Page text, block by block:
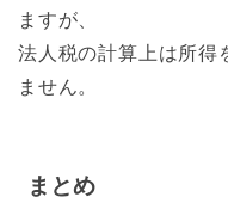
ますが、
法人税の計算上は所得
ません。
まとめ